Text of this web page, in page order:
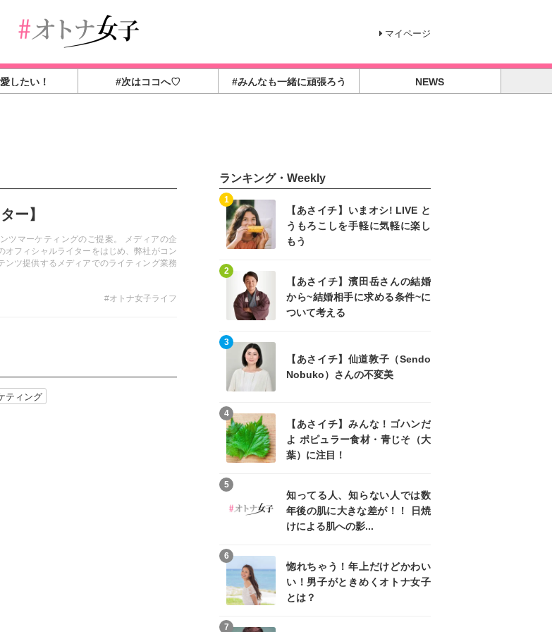
マイページ
したい！ #次はココへ♡ #みんなも一緒に頑張ろう NEWS
ー】
ツマーケティングのご提案。 メディアの企
オフィシャルライターをはじめ、弊社がコン
ンツ提供するメディアでのライティング業務
#オトナ女子ライフ
ティング
ランキング・Weekly
【あさイチ】いまオシ! LIVE と
うもろこしを手軽に気軽に楽し
もう
1
【あさイチ】濱田岳さんの結婚
から~結婚相手に求める条件~に
ついて考える
2
【あさイチ】仙道敦子（Sendo
Nobuko）さんの不変美
3
【あさイチ】みんな！ゴハンだ
よ ポピュラー食材・青じそ（大
葉）に注目！
4
知ってる人、知らない人では数
年後の肌に大きな差が！！ 日焼
けによる肌への影...
5
惚れちゃう！年上だけどかわい
い！男子がときめくオトナ女子
とは？
6
7